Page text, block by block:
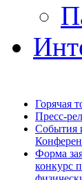
Горячая
Пресс-
События
Форма
конкурс